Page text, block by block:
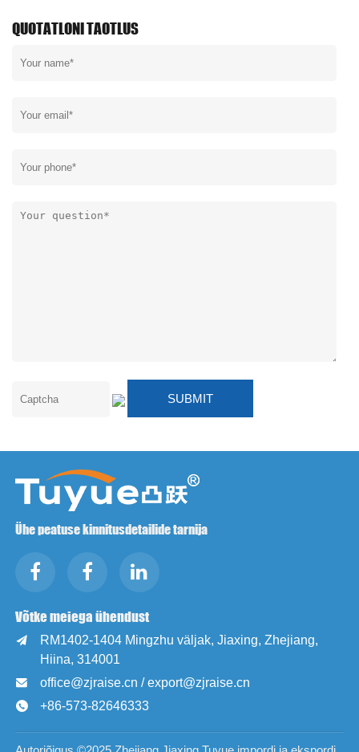
QUOTATLONI TAOTLUS
Ühe peatuse kinnitusdetailide tarnija
Võtke meiega ühendust

RM1402-1404 Mingzhu väljak, Jiaxing, Zhejiang,
Hiina, 314001
 office@zjraise.cn / export@zjraise.cn
 +86-573-82646333